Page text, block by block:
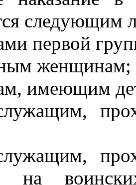
следующим
первой
женщинам;
имеющим
на